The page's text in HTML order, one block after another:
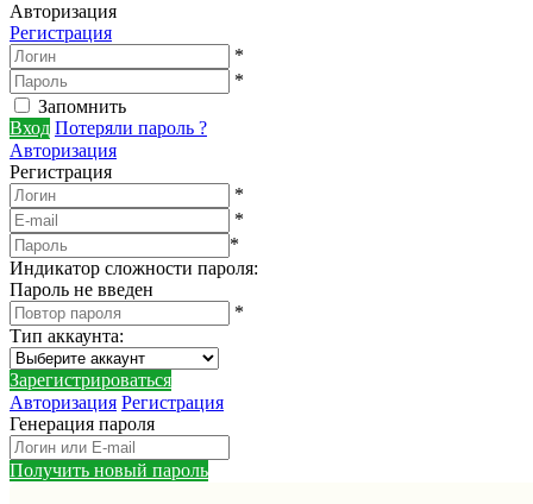
Авторизация
Регистрация
*
*
Запомнить
Вход Потеряли пароль ?
Авторизация
Регистрация
*
*
*
Индикатор сложности пароля:
Пароль не введен
*
Тип аккаунта:
Зарегистрироваться
Авторизация Регистрация
Генерация пароля
Получить новый пароль